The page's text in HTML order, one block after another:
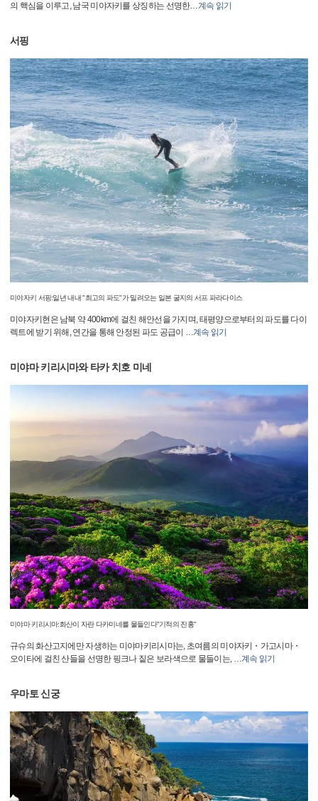
의 핵심을 이루고, 남국 미야자키를 상징하는 선명한…계속 읽기
서핑
미야자키 서핑:일년 내내 "최고의 파도"가 밀려오는 일본 굴지의 서프 파라다이스
미야자키현은 남북 약 400km에 걸친 해안선을 가지며, 태평양으로부터의 파도를 다이
렉트에 받기 위해, 연간을 통해 안정된 파도 공급이 …계속 읽기
미야마 키리시마와 타카 치호 미네
미야마 키리시마:화산이 자란 다카미네를 물들인다"기적의 진홍"
규슈의 화산고지에만 자생하는 미야마키리시마는, 초여름의 미야자키・가고시마・
오이타에 걸친 산들을 선명한 핑크나 짙은 보라색으로 물들이는, …계속 읽기
우마토 신궁